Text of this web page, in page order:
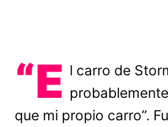
“E l carro de
que mi propio carro”.